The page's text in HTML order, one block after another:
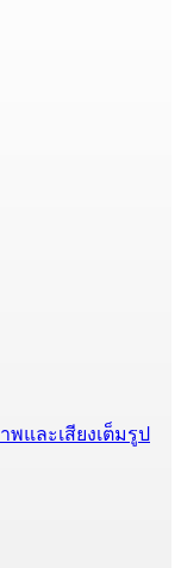
พและเสียงเต็มรูป